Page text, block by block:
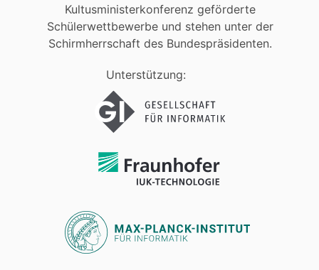
Kultusministerkonferenz geförderte
Schülerwettbewerbe und stehen unter der
Schirmherrschaft des Bundespräsidenten.
Unterstützung: